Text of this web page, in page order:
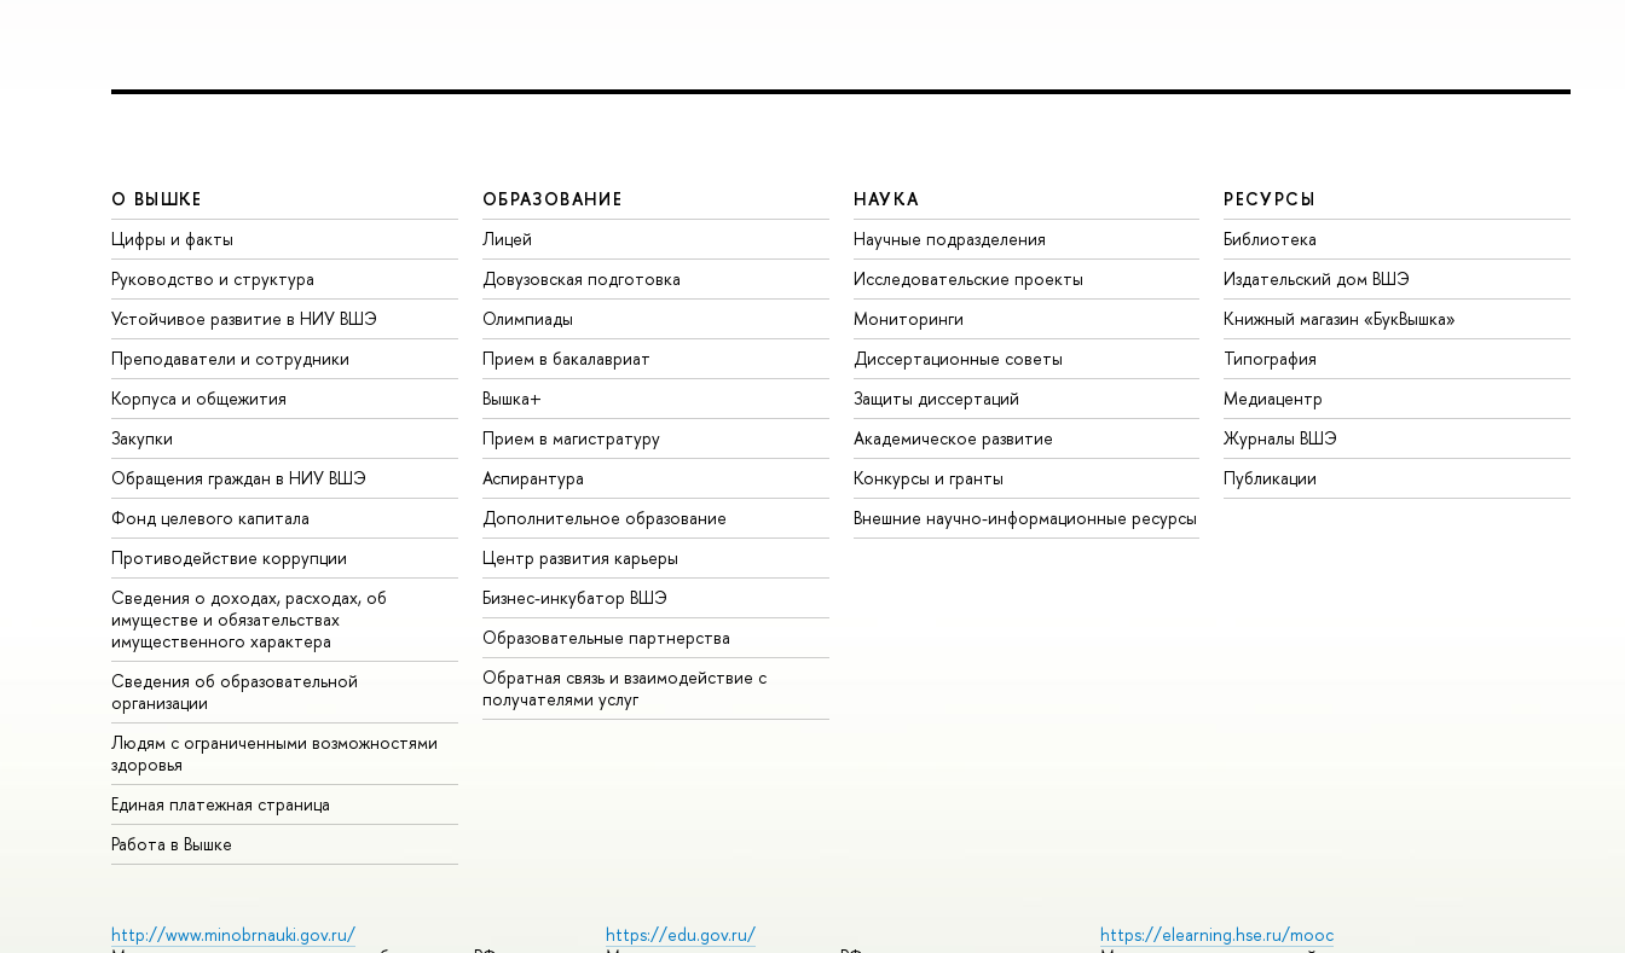
О ВЫШКЕ
Цифры и факты
Руководство и структура
Устойчивое развитие в НИУ ВШЭ
Преподаватели и сотрудники
Корпуса и общежития
Закупки
Обращения граждан в НИУ ВШЭ
Фонд целевого капитала
Противодействие коррупции
Сведения о доходах, расходах, об
имуществе и обязательствах
имущественного характера
Сведения об образовательной
организации
Людям с ограниченными возможностями
здоровья
Единая платежная страница
Работа в Вышке
ОБРАЗОВАНИЕ
Лицей
Довузовская подготовка
Олимпиады
Прием в бакалавриат
Вышка+
Прием в магистратуру
Аспирантура
Дополнительное образование
Центр развития карьеры
Бизнес-инкубатор ВШЭ
Образовательные партнерства
Обратная связь и взаимодействие с
получателями услуг
НАУКА
Научные подразделения
Исследовательские проекты
Мониторинги
Диссертационные советы
Защиты диссертаций
Академическое развитие
Конкурсы и гранты
Внешние научно-информационные ресурсы
РЕСУРСЫ
Библиотека
Издательский дом ВШЭ
Книжный магазин «БукВышка»
Типография
Медиацентр
Журналы ВШЭ
Публикации
http://www.minobrnauki.gov.ru/
https://edu.gov.ru/
https://elearning.hse.ru/mooc